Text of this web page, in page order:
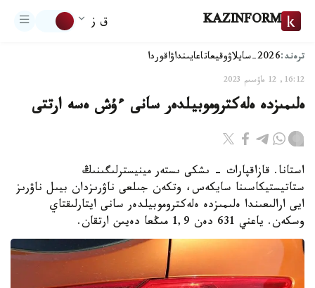
KAZINFORM ق ز
ترەند:2026-سايلاۋ وقيعاتاعايىنداۋاقوردا
16:12, 12 ماۋسىم 2023
ەلىمىزدە ەلەكتروموبيلدەر سانى ءۇش ەسە ارتتى
استانا. قازاقپارات - ىشكى ىستەر مينيسترلىگىنىڭ
ستاتيستيكاسىنا سايكەس، وتكەن جىلعى ناۋرىزدان بيىل ناۋرىز
ايى ارالىعىندا ەلىمىزدە ەلەكتروموبيلدەر سانى ايتارلىقتاي
وسكەن. ياعني 631 دەن 1,9 مىڭعا دەيىن ارتقان.